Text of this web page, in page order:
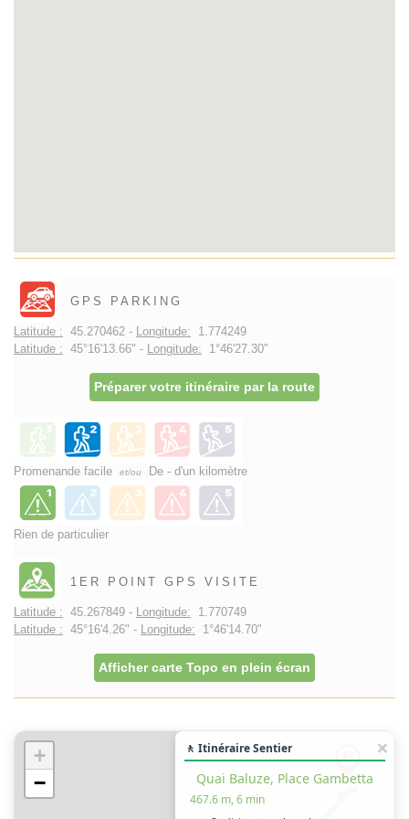
GPS PARKING
Latitude : 45.270462 - Longitude: 1.774249
Latitude : 45°16'13.66" - Longitude: 1°46'27.30"
Préparer votre itinéraire par la route
Promenande facile et/ou De - d'un kilomètre
Rien de particulier
1ER POINT GPS VISITE
Latitude : 45.267849 - Longitude: 1.770749
Latitude : 45°16'4.26" - Longitude: 1°46'14.70"
Afficher carte Topo en plein écran
+
−
🚶 Itinéraire Sentier
Quai Baluze, Place Gambetta
467.6 m, 6 min